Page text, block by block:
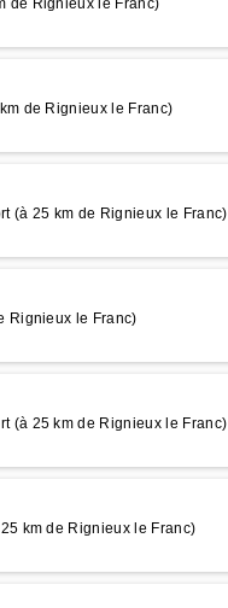
de Rignieux le Franc)
de Rignieux le Franc)
(à 25 km de Rignieux le Franc)
Rignieux le Franc)
(à 25 km de Rignieux le Franc)
km de Rignieux le Franc)